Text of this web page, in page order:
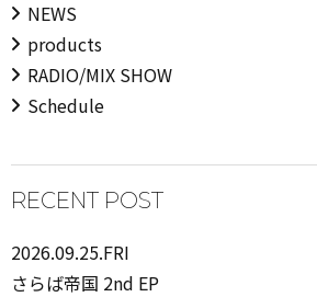
NEWS
products
RADIO/MIX SHOW
Schedule
RECENT POST
2026.09.25.FRI
さらば帝国 2nd EP